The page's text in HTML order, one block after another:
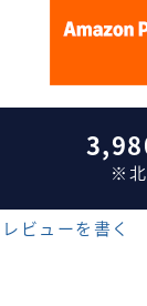
※北
レビューを書く